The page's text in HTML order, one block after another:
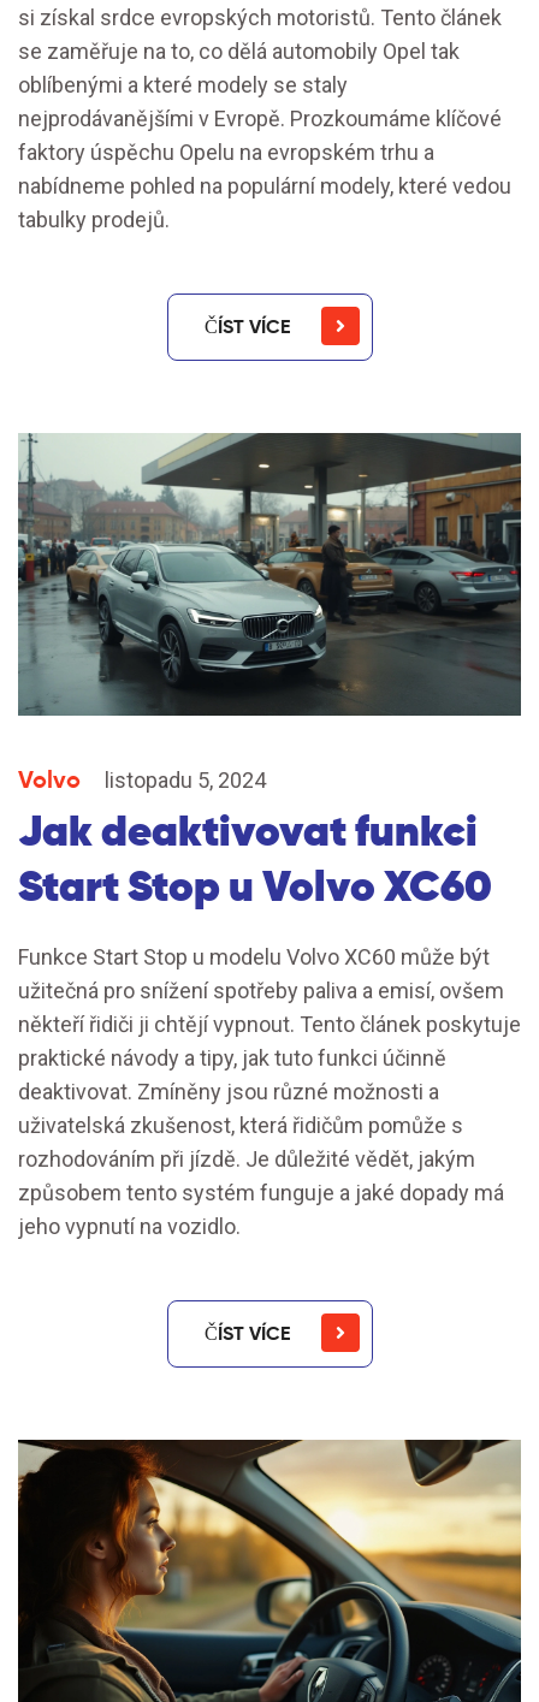
si získal srdce evropských motoristů. Tento článek
se zaměřuje na to, co dělá automobily Opel tak
oblíbenými a které modely se staly
nejprodávanějšími v Evropě. Prozkoumáme klíčové
faktory úspěchu Opelu na evropském trhu a
nabídneme pohled na populární modely, které vedou
tabulky prodejů.
ČÍST VÍCE
Volvo listopadu 5, 2024
Jak deaktivovat funkci
Start Stop u Volvo XC60
Funkce Start Stop u modelu Volvo XC60 může být
užitečná pro snížení spotřeby paliva a emisí, ovšem
někteří řidiči ji chtějí vypnout. Tento článek poskytuje
praktické návody a tipy, jak tuto funkci účinně
deaktivovat. Zmíněny jsou různé možnosti a
uživatelská zkušenost, která řidičům pomůže s
rozhodováním při jízdě. Je důležité vědět, jakým
způsobem tento systém funguje a jaké dopady má
jeho vypnutí na vozidlo.
ČÍST VÍCE